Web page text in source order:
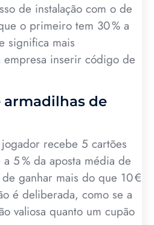
de instalação com o de
o primeiro tem 30 % a
significa mais
inserir código de
de
recebe 5 cartões
5 % da aposta média de
ganhar mais do que 10 €
é deliberada, como se a
valiosa quanto um cupão